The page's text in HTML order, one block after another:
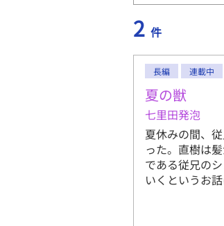
2 件
長編 連載中
夏の獣
七里田発泡
夏休みの間、
った。直樹は
である従兄の
いくというお